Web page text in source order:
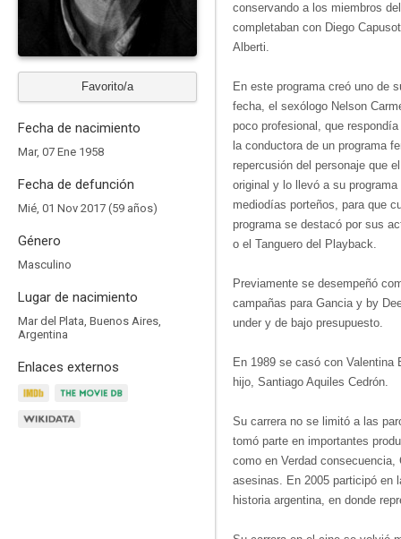
Favorito/a
Fecha de nacimiento
Mar, 07 Ene 1958
Fecha de defunción
Mié, 01 Nov 2017 (59 años)
Género
Masculino
Lugar de nacimiento
Mar del Plata, Buenos Aires,
Argentina
Enlaces externos
conservando a los miembros
completaban con Diego
Alberti.
En este programa creó uno de
fecha, el sexólogo Nelson
poco profesional, que
la conductora de un programa
repercusión del personaje que
original y lo llevó a su
mediodías porteños, para que
programa se destacó por sus
o el Tanguero del Playback.
Previamente se desempeñó
campañas para Gancia y by
under y de bajo presupuesto.
En 1989 se casó con
hijo, Santiago Aquiles Cedrón.
Su carrera no se limitó a las
tomó parte en importantes
como en Verdad
asesinas. En 2005 participó en
historia argentina, en donde